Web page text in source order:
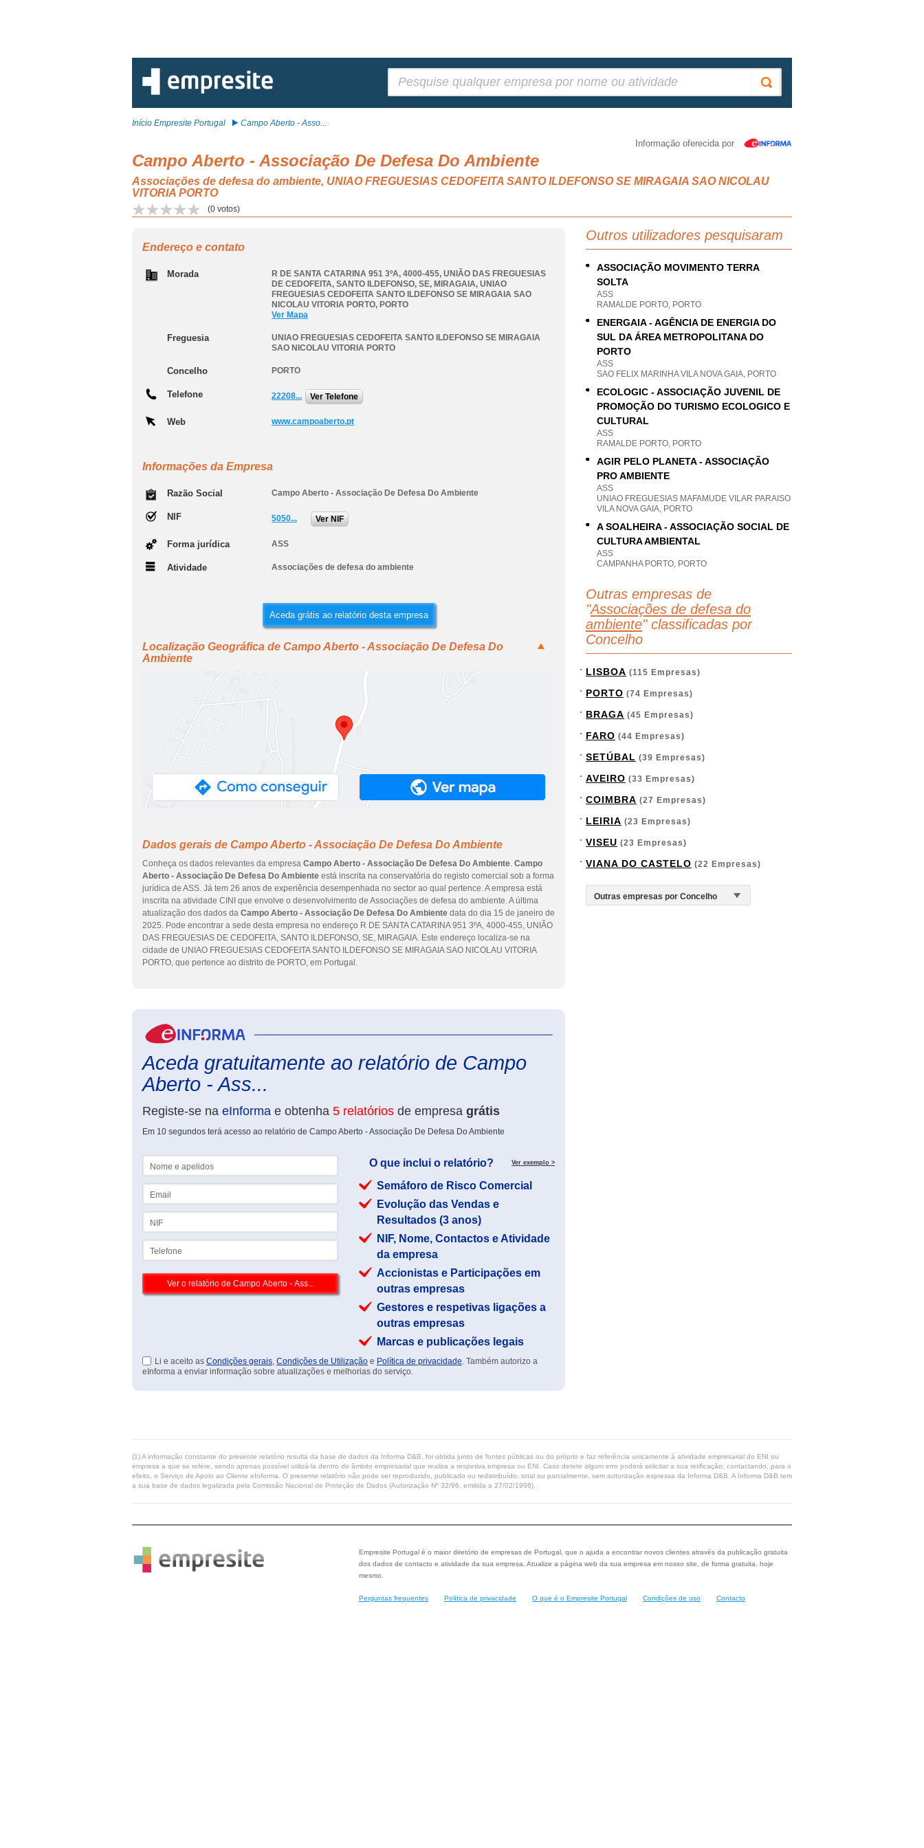
Início Empresite Portugal Campo Aberto - Asso...
Informação oferecida por
Campo Aberto - Associação De Defesa Do Ambiente
Associações de defesa do ambiente, UNIAO FREGUESIAS CEDOFEITA SANTO ILDEFONSO SE MIRAGAIA SAO NICOLAU
VITORIA PORTO
(0 votos)
Endereço e contato
Morada
R DE SANTA CATARINA 951 3ºA, 4000-455, UNIÃO DAS FREGUESIAS
DE CEDOFEITA, SANTO ILDEFONSO, SE, MIRAGAIA, UNIAO
FREGUESIAS CEDOFEITA SANTO ILDEFONSO SE MIRAGAIA SAO
NICOLAU VITORIA PORTO, PORTO
Ver Mapa
Freguesia
UNIAO FREGUESIAS CEDOFEITA SANTO ILDEFONSO SE MIRAGAIA
SAO NICOLAU VITORIA PORTO
Concelho PORTO
Telefone 22208... Ver Telefone
Web www.campoaberto.pt
Informações da Empresa
Razão Social Campo Aberto - Associação De Defesa Do Ambiente
NIF 5050... Ver NIF
Forma jurídica ASS
Atividade Associações de defesa do ambiente
Aceda grátis ao relatório desta empresa
Localização Geográfica de Campo Aberto - Associação De Defesa Do
Ambiente
Dados gerais de Campo Aberto - Associação De Defesa Do Ambiente
Conheça os dados relevantes da empresa Campo Aberto - Associação De Defesa Do Ambiente. Campo
Aberto - Associação De Defesa Do Ambiente está inscrita na conservatória do registo comercial sob a forma
jurídica de ASS. Já tem 26 anos de experiência desempenhada no sector ao qual pertence. A empresa está
inscrita na atividade CINI que envolve o desenvolvimento de Associações de defesa do ambiente. A última
atualização dos dados da Campo Aberto - Associação De Defesa Do Ambiente data do dia 15 de janeiro de
2025. Pode encontrar a sede desta empresa no endereço R DE SANTA CATARINA 951 3ºA, 4000-455, UNIÃO
DAS FREGUESIAS DE CEDOFEITA, SANTO ILDEFONSO, SE, MIRAGAIA. Este endereço localiza-se na
cidade de UNIAO FREGUESIAS CEDOFEITA SANTO ILDEFONSO SE MIRAGAIA SAO NICOLAU VITORIA
PORTO, que pertence ao distrito de PORTO, em Portugal.
Aceda gratuitamente ao relatório de Campo
Aberto - Ass...
Registe-se na eInforma e obtenha 5 relatórios de empresa grátis
Em 10 segundos terá acesso ao relatório de Campo Aberto - Associação De Defesa Do Ambiente
O que inclui o relatório? Ver exemplo >
Semáforo de Risco Comercial
Evolução das Vendas e
Resultados (3 anos)
NIF, Nome, Contactos e Atividade
da empresa
Accionistas e Participações em
outras empresas
Gestores e respetivas ligações a
outras empresas
Marcas e publicações legais
Li e aceito as Condições gerais, Condições de Utilização e Política de privacidade. Também autorizo a
eInforma a enviar informação sobre atualizações e melhorias do serviço.
Outros utilizadores pesquisaram
ASSOCIAÇÃO MOVIMENTO TERRA
SOLTA
ASS
RAMALDE PORTO, PORTO
ENERGAIA - AGÊNCIA DE ENERGIA DO
SUL DA ÁREA METROPOLITANA DO
PORTO
ASS
SAO FELIX MARINHA VILA NOVA GAIA, PORTO
ECOLOGIC - ASSOCIAÇÃO JUVENIL DE
PROMOÇÃO DO TURISMO ECOLOGICO E
CULTURAL
ASS
RAMALDE PORTO, PORTO
AGIR PELO PLANETA - ASSOCIAÇÃO
PRO AMBIENTE
ASS
UNIAO FREGUESIAS MAFAMUDE VILAR PARAISO
VILA NOVA GAIA, PORTO
A SOALHEIRA - ASSOCIAÇÃO SOCIAL DE
CULTURA AMBIENTAL
ASS
CAMPANHA PORTO, PORTO
Outras empresas de
"Associações de defesa do
ambiente" classificadas por
Concelho
LISBOA (115 Empresas)
PORTO (74 Empresas)
BRAGA (45 Empresas)
FARO (44 Empresas)
SETÚBAL (39 Empresas)
AVEIRO (33 Empresas)
COIMBRA (27 Empresas)
LEIRIA (23 Empresas)
VISEU (23 Empresas)
VIANA DO CASTELO (22 Empresas)
(1) A informação constante do presente relatório resulta da base de dados da Informa D&B, foi obtida junto de fontes públicas ou do próprio e faz referência unicamente à atividade empresarial do ENI ou
empresa a que se refere, sendo apenas possível utilizá-la dentro do âmbito empresarial que realiza a respetiva empresa ou ENI. Caso detete algum erro poderá solicitar a sua retificação, contactando, para o
efeito, o Serviço de Apoio ao Cliente eInforma. O presente relatório não pode ser reproduzido, publicado ou redistribuído, total ou parcialmente, sem autorização expressa da Informa D&B. A Informa D&B tem
a sua base de dados legalizada pela Comissão Nacional de Proteção de Dados (Autorização Nº 32/96, emitida a 27/02/1996).
Empresite Portugal é o maior diretório de empresas de Portugal, que o ajuda a encontrar novos clientes através da publicação gratuita
dos dados de contacto e atividade da sua empresa. Atualize a página web da sua empresa em nosso site, de forma gratuita, hoje
mesmo.
Perguntas frequentes Política de privacidade O que é o Empresite Portugal Condições de uso Contacto